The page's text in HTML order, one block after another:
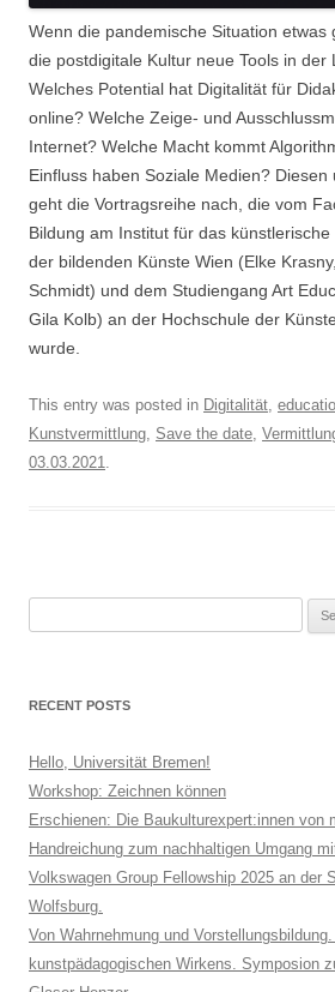
Wenn die pandemische Situation etwas
die postdigitale Kultur neue Tools in der
Welches Potential hat Digitalität für
online? Welche Zeige- und
Internet? Welche Macht kommt
Einfluss haben Soziale Medien?
geht die Vortragsreihe nach, die vom
Bildung am Institut für das
der bildenden Künste Wien (Elke
Schmidt) und dem Studiengang Art
Gila Kolb) an der Hochschule der
wurde.
This entry was posted in Digitalität
Kunstvermittlung Save the date
03.03.2021
RECENT POSTS
Hello, Universität Bremen!
Workshop: Zeichnen können
Erschienen: Die Baukulturexpert:innen von
Handreichung zum nachhaltigen Umgang
Volkswagen Group Fellowship 2025 an der
Wolfsburg.
Von Wahrnehmung und
kunstpädagogischen Wirkens. Symposion